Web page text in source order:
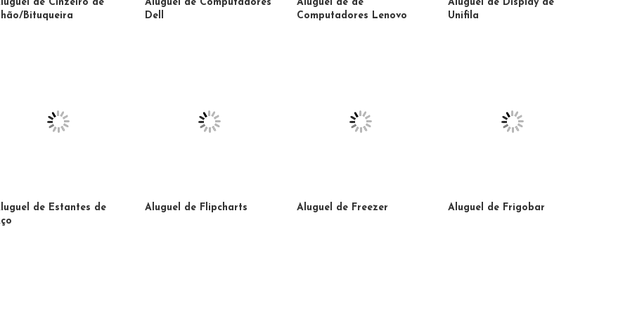
de Cinzeiro de
Bituqueira
Aluguel de Computadores
Dell
Aluguel de de
Computadores Lenovo
Aluguel de Display de
Unifila
de Estantes de
Aluguel de Flipcharts Aluguel de Freezer Aluguel de Frigobar